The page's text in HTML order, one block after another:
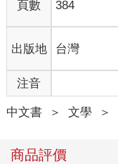
頁數 384
出版地 台灣
注音
中文書 ＞ 文學 ＞
商品評價